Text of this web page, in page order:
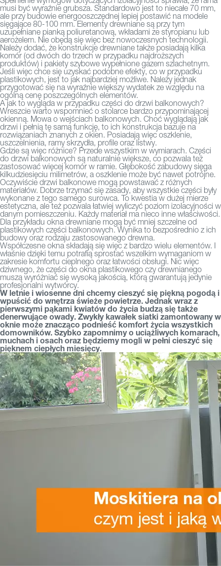
musi być wyraźnie grubsza. Standardowo jest to niecałe 70 mm,
ale przy budowie energooszczędnej lepiej postawić na modele
sięgające 80-100 mm. Elementy drewniane są przy tym
uzupełniane pianką poliuretanową, wkładami ze styropianu lub
aerożelem. Nie obędą się więc bez nowoczesnych technologii.
Należy dodać, że konstrukcje drewniane także posiadają kilka
komór (od dwóch do trzech w przypadku najdroższych
produktów) i pakiety szybowe wypełnione gazem szlachetnym.
Jeśli więc chce się uzyskać podobne efekty, co w przypadku
plastikowych, jest to jak najbardziej możliwe. Należy jednak
przygotować się na wyraźnie większy wydatek ze względu na
ogólną cenę poszczególnych elementów.
A jak to wygląda w przypadku części do drzwi balkonowych?
Wreszcie warto wspomnieć o stolarce bardzo przypominającej
okienną. Mowa o wejściach balkonowych. Choć wyglądają jak
drzwi i pełnią tę samą funkcję, to ich konstrukcja bazuje na
rozwiązaniach znanych z okien. Posiadają więc oszklenie,
uszczelnienia, ramy skrzydła, profile oraz listwy.
Gdzie są więc różnice? Przede wszystkim w wymiarach. Części
do drzwi balkonowych są naturalnie większe, co pozwala też
zastosować więcej komór w ramie. Głębokość zabudowy sięga
kilkudziesięciu milimetrów, a oszklenie może być nawet potrójne.
Oczywiście drzwi balkonowe mogą powstawać z różnych
materiałów. Dobrze trzymać się zasady, aby wszystkie części były
wykonane z tego samego surowca. To kwestia w dużej mierze
estetyczna, ale też pozwala łatwiej wyliczyć poziom izolacyjności w
danym pomieszczeniu. Każdy materiał ma nieco inne właściwości.
Dla przykładu okna drewniane mogą być mniej szczelne od
plastikowych części balkonowych. Wynika to bezpośrednio z ich
budowy oraz rodzaju zastosowanego drewna.
Współczesne okna składają się więc z bardzo wielu elementów. I
właśnie dzięki temu potrafią sprostać wszelkim wymaganiom w
zakresie komfortu cieplnego oraz łatwości obsługi. Nic więc
dziwnego, że części do okna plastikowego czy drewnianego
muszą wyróżniać się wysoką jakością, którą gwarantują jedynie
profesjonalni wytwórcy.
W letnie i wiosenne dni chcemy cieszyć się piękną pogodą i
wpuścić do wnętrza świeże powietrze. Jednak wraz z
pierwszymi pąkami kwiatów do życia budzą się także
denerwujące owady. Zwykły kawałek siatki zamontowany w
oknie może znacząco podnieść komfort życia wszystkich
domowników. Szybko zapomnimy o uciążliwych komarach,
muchach i osach oraz będziemy mogli w pełni cieszyć się
pięknem ciepłych miesięcy.